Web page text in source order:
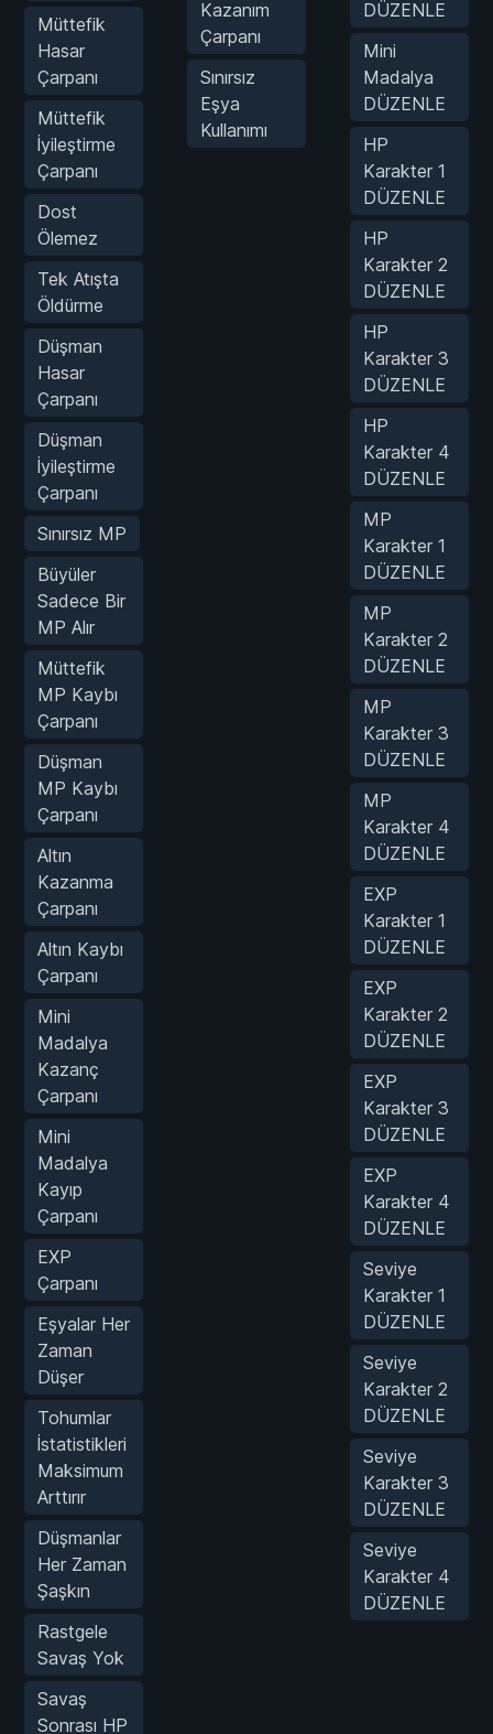
Müttefik
Hasar
Çarpanı
Müttefik
İyileştirme
Çarpanı
Dost
Ölemez
Tek Atışta
Öldürme
Düşman
Hasar
Çarpanı
Düşman
İyileştirme
Çarpanı
Sınırsız MP
Büyüler
Sadece Bir
MP Alır
Müttefik
MP Kaybı
Çarpanı
Düşman
MP Kaybı
Çarpanı
Altın
Kazanma
Çarpanı
Altın Kaybı
Çarpanı
Mini
Madalya
Kazanç
Çarpanı
Mini
Madalya
Kayıp
Çarpanı
EXP
Çarpanı
Eşyalar Her
Zaman
Düşer
Tohumlar
İstatistikleri
Maksimum
Arttırır
Düşmanlar
Her Zaman
Şaşkın
Rastgele
Savaş Yok
Savaş
Sonrası HP
Kazanım
Çarpanı
Sınırsız
Eşya
Kullanımı
DÜZENLE
Mini
Madalya
DÜZENLE
HP
Karakter 1
DÜZENLE
HP
Karakter 2
DÜZENLE
HP
Karakter 3
DÜZENLE
HP
Karakter 4
DÜZENLE
MP
Karakter 1
DÜZENLE
MP
Karakter 2
DÜZENLE
MP
Karakter 3
DÜZENLE
MP
Karakter 4
DÜZENLE
EXP
Karakter 1
DÜZENLE
EXP
Karakter 2
DÜZENLE
EXP
Karakter 3
DÜZENLE
EXP
Karakter 4
DÜZENLE
Seviye
Karakter 1
DÜZENLE
Seviye
Karakter 2
DÜZENLE
Seviye
Karakter 3
DÜZENLE
Seviye
Karakter 4
DÜZENLE